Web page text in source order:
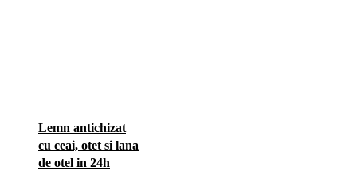
Lemn antichizat
cu ceai, otet si lana
de otel in 24h